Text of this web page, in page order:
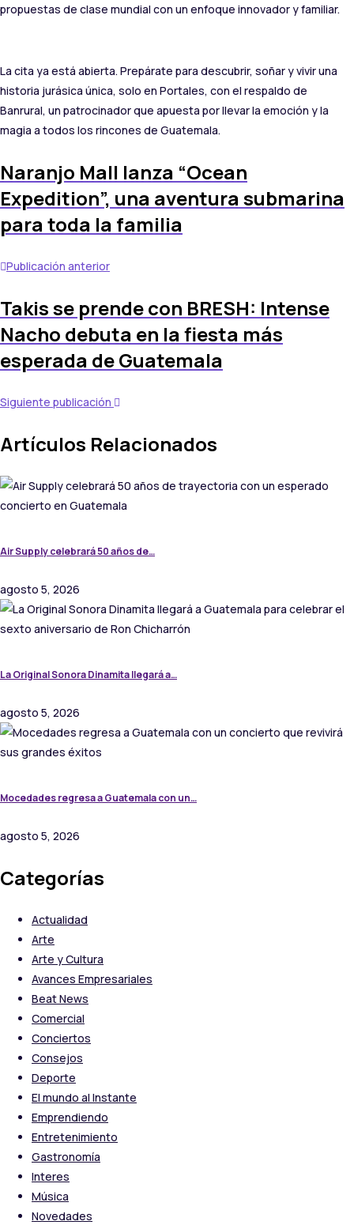
propuestas de clase mundial con un enfoque innovador y familiar.
La cita ya está abierta. Prepárate para descubrir, soñar y vivir una
historia jurásica única, solo en Portales, con el respaldo de
Banrural, un patrocinador que apuesta por llevar la emoción y la
magia a todos los rincones de Guatemala.
Naranjo Mall lanza “Ocean
Expedition”, una aventura submarina
para toda la familia
Publicación anterior
Takis se prende con BRESH: Intense
Nacho debuta en la fiesta más
esperada de Guatemala
Siguiente publicación
Artículos Relacionados
Air Supply celebrará 50 años de…
agosto 5, 2026
La Original Sonora Dinamita llegará a…
agosto 5, 2026
Mocedades regresa a Guatemala con un…
agosto 5, 2026
Categorías
Actualidad
Arte
Arte y Cultura
Avances Empresariales
Beat News
Comercial
Conciertos
Consejos
Deporte
El mundo al Instante
Emprendiendo
Entretenimiento
Gastronomía
Interes
Música
Novedades